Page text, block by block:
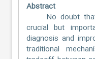
Abstract
No doubt that
crucial but
diagnosis and
traditional